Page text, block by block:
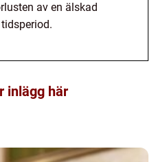
av en älskad
inlägg här